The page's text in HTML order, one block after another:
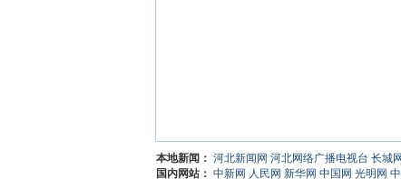
本地新闻： 河北新闻网 河北网络广播电视台 长城网
国内网站： 中新网 人民网 新华网 中国网 光明网